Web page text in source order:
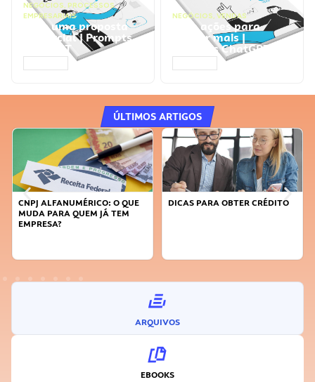
NEGÓCIOS, PROCESSOS
EMPRESARIAIS
Faça uma proposta
comercial | Prompts
ChatGPT
NEGÓCIOS, VENDAS
Faça ações para
vender mais |
Prompts ChatGPT
ÚLTIMOS ARTIGOS
DICAS PARA OBTER CRÉDITO
FAÇA A DIFERENÇA: SEJA
ARQUIVOS
EBOOKS